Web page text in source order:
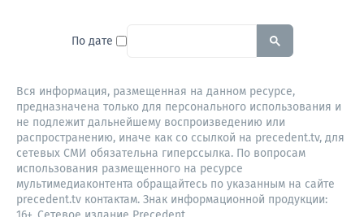
По дате To search this site, enter a
Вся информация, размещенная на данном ресурсе,
предназначена только для персонального использования и
не подлежит дальнейшему воспроизведению или
распространению, иначе как со ссылкой на precedent.tv, для
сетевых СМИ обязательна гиперссылка. По вопросам
использования размещенного на ресурсе
мультимедиаконтента обращайтесь по указанным на сайте
precedent.tv контактам. Знак информационной продукции: